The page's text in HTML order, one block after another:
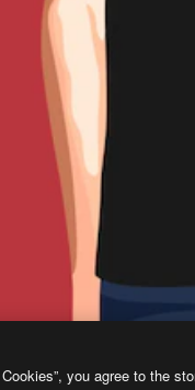
you agree to the